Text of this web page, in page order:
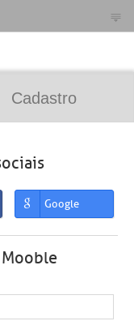
Cadastro
Google